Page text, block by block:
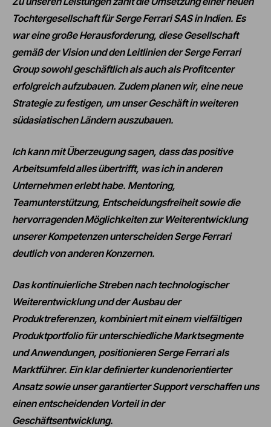
Tochtergesellschaft für Serge Ferrari SAS in Indien. Es
war eine große Herausforderung, diese Gesellschaft
gemäß der Vision und den Leitlinien der Serge Ferrari
Group sowohl geschäftlich als auch als Profitcenter
erfolgreich aufzubauen. Zudem planen wir, eine neue
Strategie zu festigen, um unser Geschäft in weiteren
südasiatischen Ländern auszubauen.
Ich kann mit Überzeugung sagen, dass das positive
Arbeitsumfeld alles übertrifft, was ich in anderen
Unternehmen erlebt habe. Mentoring,
Teamunterstützung, Entscheidungsfreiheit sowie die
hervorragenden Möglichkeiten zur Weiterentwicklung
unserer Kompetenzen unterscheiden Serge Ferrari
deutlich von anderen Konzernen.
Das kontinuierliche Streben nach technologischer
Weiterentwicklung und der Ausbau der
Produktreferenzen, kombiniert mit einem vielfältigen
Produktportfolio für unterschiedliche Marktsegmente
und Anwendungen, positionieren Serge Ferrari als
Marktführer. Ein klar definierter kundenorientierter
Ansatz sowie unser garantierter Support verschaffen uns
einen entscheidenden Vorteil in der
Geschäftsentwicklung.